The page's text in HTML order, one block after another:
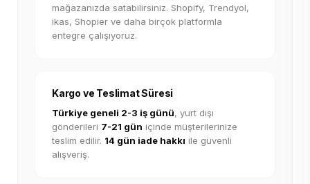
mağazanızda satabilirsiniz. Shopify, Trendyol,
ikas, Shopier ve daha birçok platformla
entegre çalışıyoruz.
Kargo ve Teslimat Süresi
Türkiye geneli 2-3 iş günü, yurt dışı
gönderileri 7-21 gün içinde müşterilerinize
teslim edilir. 14 gün iade hakkı ile güvenli
alışveriş.